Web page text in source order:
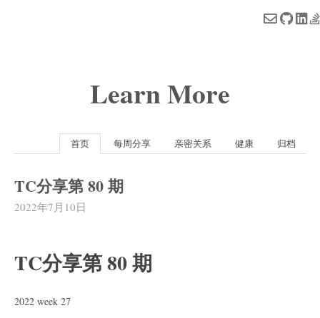
Learn More
首页 每周分享 亲密关系 健康 归档
TC分享第 80 期
2022年7月10日
TC分享第 80 期
2022 week 27